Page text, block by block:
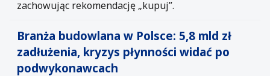
zachowując rekomendację „kupuj”.
Branża budowlana w Polsce: 5,8 mld zł
zadłużenia, kryzys płynności widać po
podwykonawcach